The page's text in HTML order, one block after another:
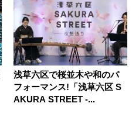
浅草六区で桜並木や和のパ
フォーマンス!「浅草六区 S
AKURA STREET -...